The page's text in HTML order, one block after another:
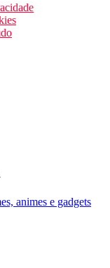
animes e gadgets